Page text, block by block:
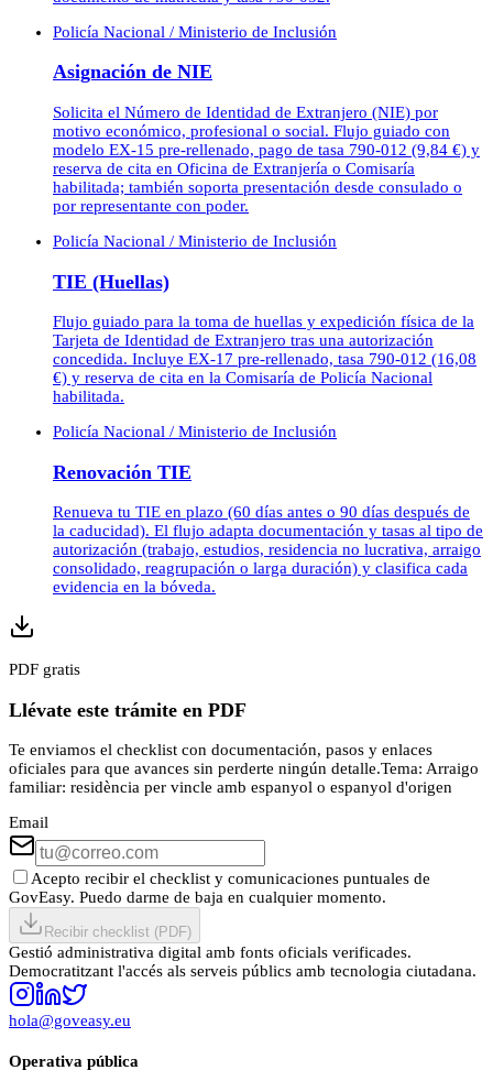
Policía Nacional / Ministerio de Inclusión
Asignación de NIE
Solicita el Número de Identidad de Extranjero (NIE) por
motivo económico, profesional o social. Flujo guiado con
modelo EX-15 pre-rellenado, pago de tasa 790-012 (9,84 €) y
reserva de cita en Oficina de Extranjería o Comisaría
habilitada; también soporta presentación desde consulado o
por representante con poder.
Policía Nacional / Ministerio de Inclusión
TIE (Huellas)
Flujo guiado para la toma de huellas y expedición física de la
Tarjeta de Identidad de Extranjero tras una autorización
concedida. Incluye EX-17 pre-rellenado, tasa 790-012 (16,08
€) y reserva de cita en la Comisaría de Policía Nacional
habilitada.
Policía Nacional / Ministerio de Inclusión
Renovación TIE
Renueva tu TIE en plazo (60 días antes o 90 días después de
la caducidad). El flujo adapta documentación y tasas al tipo de
autorización (trabajo, estudios, residencia no lucrativa, arraigo
consolidado, reagrupación o larga duración) y clasifica cada
evidencia en la bóveda.
PDF gratis
Llévate este trámite en PDF
Te enviamos el checklist con documentación, pasos y enlaces
oficiales para que avances sin perderte ningún detalle.Tema: Arraigo
familiar: residència per vincle amb espanyol o espanyol d'origen
Email
Acepto recibir el checklist y comunicaciones puntuales de
GovEasy. Puedo darme de baja en cualquier momento.
Recibir checklist (PDF)
Gestió administrativa digital amb fonts oficials verificades.
Democratitzant l'accés als serveis públics amb tecnologia ciutadana.
hola@goveasy.eu
Operativa pública